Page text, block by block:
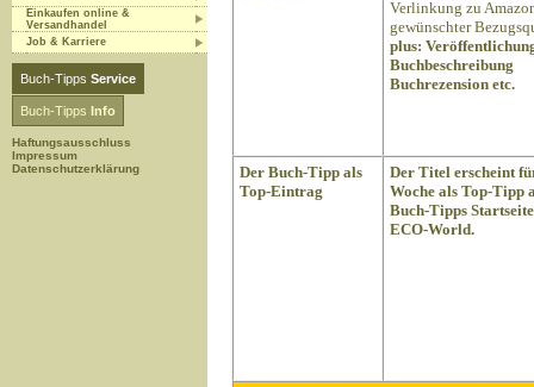
Einkaufen online &
Versandhandel
Job & Karriere
Buch-Tipps Service
Buch-Tipps Info
Haftungsausschluss
Impressum
Datenschutzerklärung
Verlinkung zu
gewünschter
plus:
Buchbeschreibung
Buchrezension etc.
Der Buch-Tipp als
Top-Eintrag
Der Titel erscheint
Woche als Top-Tipp
Buch-Tipps
ECO-World.